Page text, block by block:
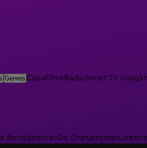
Genres ClipsFilmsRadioSmart TV inlog
BondgenotenDe Oranjezomer